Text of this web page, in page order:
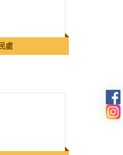
處